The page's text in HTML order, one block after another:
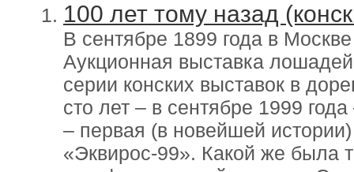
100 лет тому назад
В сентябре 1899 года в
Аукционная выставка
серии конских выставок в
сто лет – в сентябре 1999
– первая (в новейшей
«Эквирос-99». Какой же была